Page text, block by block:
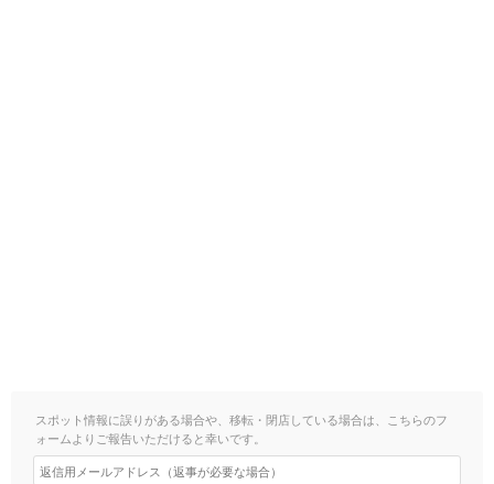
スポット情報に誤りがある場合や、移転・閉店している場合は、こちらのフ
ォームよりご報告いただけると幸いです。